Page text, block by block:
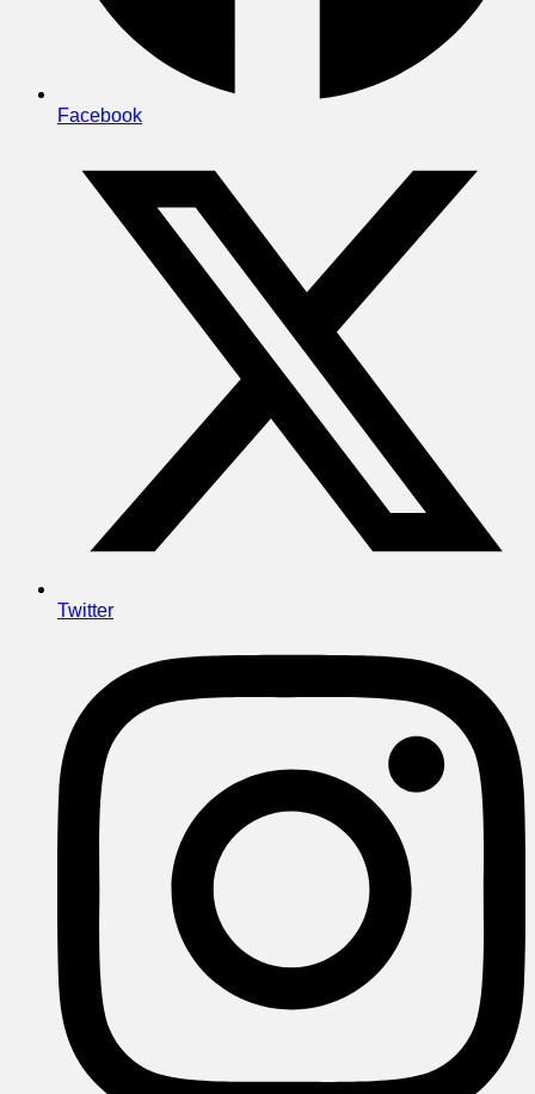
Facebook
Twitter